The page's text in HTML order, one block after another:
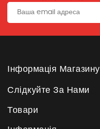
Інформація Магазину
Слідкуйте За Нами
Товари